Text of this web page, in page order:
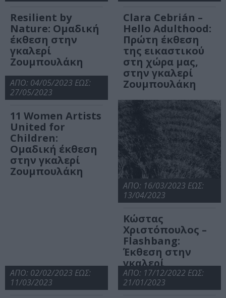
Resilient by
Nature: Ομαδική
έκθεση στην
γκαλερί
Ζουμπουλάκη
Clara Cebrián –
Hello Adulthood:
Πρώτη έκθεση
της εικαστικού
στη χώρα μας,
στην γκαλερί
Ζουμπουλάκη
ΑΠΟ: 04/05/2023 ΕΩΣ:
27/05/2023
11 Women Artists
United for
Children:
Ομαδική έκθεση
στην γκαλερί
Ζουμπουλάκη
ΑΠΟ: 16/03/2023 ΕΩΣ:
13/04/2023
Κώστας
Χριστόπουλος –
Flashbang:
Έκθεση στην
γκαλερί
Ζουμπουλάκη
ΑΠΟ: 02/02/2023 ΕΩΣ:
11/03/2023
ΑΠΟ: 17/12/2022 ΕΩΣ:
21/01/2023